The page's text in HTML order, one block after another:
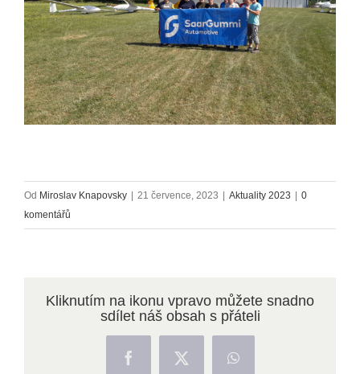
Od Miroslav Knapovsky 21 července, 2023 Aktuality 2023
0
komentářů
Kliknutím na ikonu vpravo můžete snadno
sdílet náš obsah s přáteli
FacebookX WhatsApp